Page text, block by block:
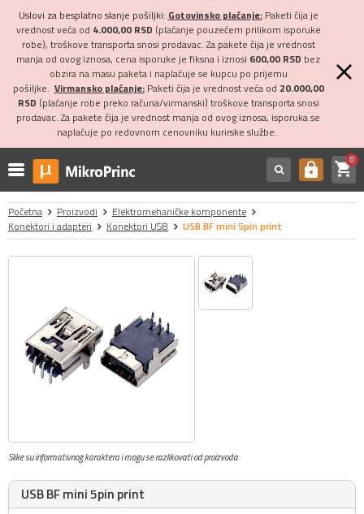
Uslovi za besplatno slanje pošiljki: Gotovinsko plaćanje:Paketi čija je
vrednost veća od 4.000,00 RSD (plaćanje pouzećem prilikom isporuke
robe), troškove transporta snosi prodavac. Za pakete čija je vrednost
manja od ovog iznosa, cena isporuke je fiksna i iznosi 600,00 RSD bez
obzira na masu paketa i naplaćuje se kupcu po prijemu
pošiljke. Virmansko plaćanje:Paketi čija je vrednost veća od 20.000,00
RSD (plaćanje robe preko računa/virmanski) troškove transporta snosi
prodavac. Za pakete čija je vrednost manja od ovog iznosa, isporuka se
naplaćuje po redovnom cenovniku kurirske službe.
https shopping_cart0
Početna Proizvodi
Elektromehaničke komponente
Konektori i adapteri
Konektori USB USB BF mini 5pin print
Slike su informativnog karaktera i mogu se razlikovati od proizvoda
USB BF mini 5pin print